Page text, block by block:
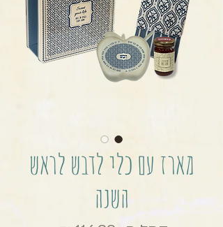
מארז עם כלי לדבש לראש
השנה